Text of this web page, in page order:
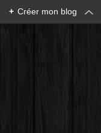
+ Créer mon blog